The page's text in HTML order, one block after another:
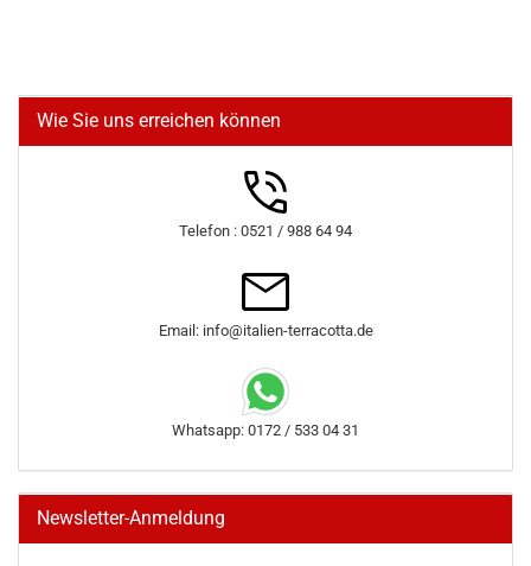
Wie Sie uns erreichen können
Telefon : 0521 / 988 64 94
Email: info@italien-terracotta.de
Whatsapp: 0172 / 533 04 31
Newsletter-Anmeldung